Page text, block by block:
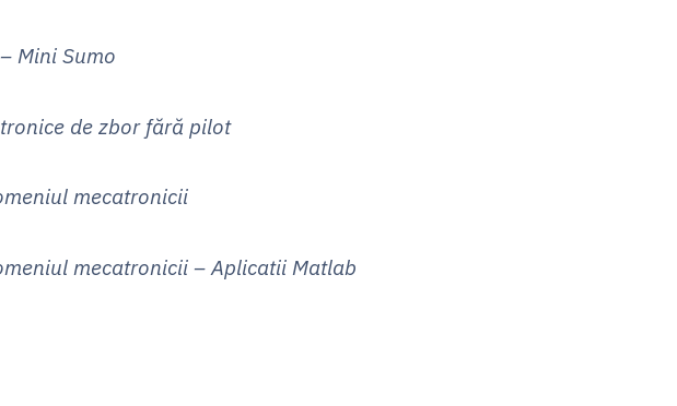
Sumo
de zbor fără pilot
mecatronicii
mecatronicii – Aplicatii Matlab